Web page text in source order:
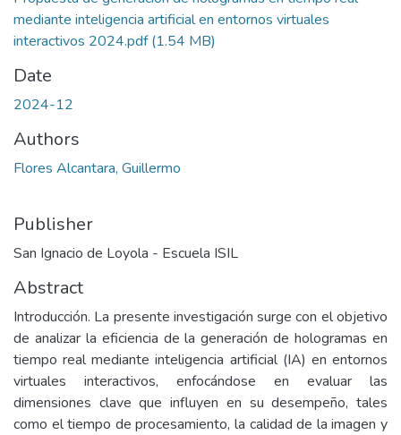
mediante inteligencia artificial en entornos virtuales
interactivos 2024.pdf(1.54 MB)
Date
2024-12
Authors
Flores Alcantara, Guillermo
Publisher
San Ignacio de Loyola - Escuela ISIL
Abstract
Introducción. La presente investigación surge con el objetivo
de analizar la eficiencia de la generación de hologramas en
tiempo real mediante inteligencia artificial (IA) en entornos
virtuales interactivos, enfocándose en evaluar las
dimensiones clave que influyen en su desempeño, tales
como el tiempo de procesamiento, la calidad de la imagen y